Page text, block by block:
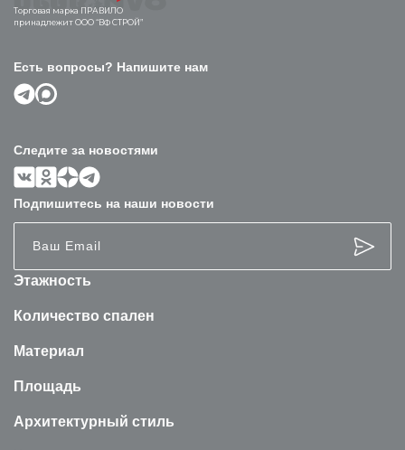
Торговая марка ПРАВИЛО
принадлежит ООО “ВФ СТРОЙ”
Есть вопросы? Напишите нам
Следите за новостями
Подпишитесь на наши новости
Этажность
Количество спален
Материал
Площадь
Архитектурный стиль